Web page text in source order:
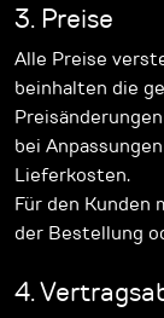
3. Preise
Alle Preise
beinhalten die
bei
Lieferkosten.
Für den Kunden
der Bestellung
4.